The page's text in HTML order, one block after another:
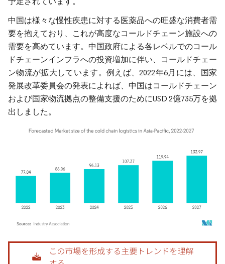
中国は様々な慢性疾患に対する医薬品への旺盛な消費者需
要を抱えており、これが高度なコールドチェーン施設への
需要を高めています。中国政府による各レベルでのコール
ドチェーンインフラへの投資増加に伴い、コールドチェー
ン物流が拡大しています。例えば、2022年6月には、国家
発展改革委員会の発表によれば、中国はコールドチェーン
および国家物流拠点の整備支援のためにUSD 2億735万を拠
出しました。
画像 © Mordor Intelligence。再利用にはCC BY 4.0の表示が必要です。